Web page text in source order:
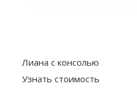
Лиана с консолью
Узнать стоимость